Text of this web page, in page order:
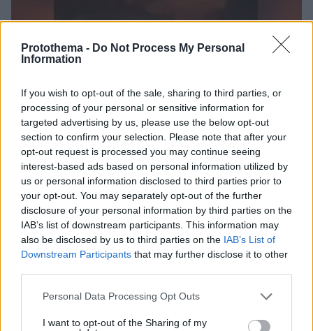
Protothema - Do Not Process My Personal
Information
If you wish to opt-out of the sale, sharing to third parties, or
processing of your personal or sensitive information for
targeted advertising by us, please use the below opt-out
section to confirm your selection. Please note that after your
opt-out request is processed you may continue seeing
interest-based ads based on personal information utilized by
us or personal information disclosed to third parties prior to
your opt-out. You may separately opt-out of the further
disclosure of your personal information by third parties on the
IAB’s list of downstream participants. This information may
also be disclosed by us to third parties on the IAB’s List of
Downstream Participants that may further disclose it to other
Please note that this website/app uses one or more Google
not limited to your visit or usage behaviour. You may click to
Personal Data Processing Opt Outs
I want to opt-out of the Sharing of my
Loaded
100.00%
Νέα ανάφλεξη στη Μέση Ανατολή: Οι Χούθι
χτύπησαν εγκατάσταση της Aramco, το Ιράν βάζει
09.08.2026, 12:09